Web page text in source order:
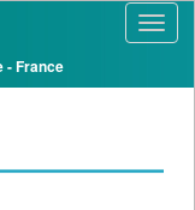
- France